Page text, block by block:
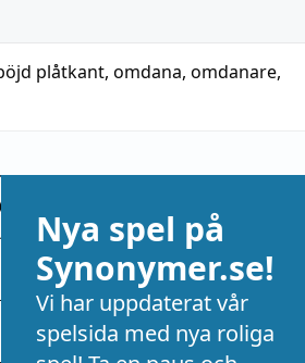
plåtkant, omdana, omdanare,
Nya spel på
Synonymer.se!
Vi har uppdaterat vår
spelsida med nya roliga